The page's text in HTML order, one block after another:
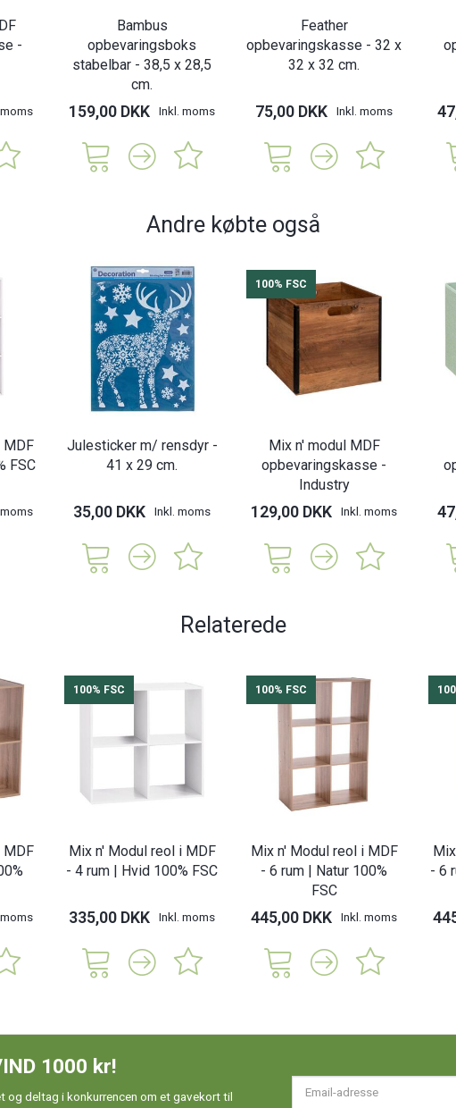
-
Bambus
opbevaringsboks
stabelbar - 38,5 x 28,5
cm.
159,00 DKK Inkl. moms
Feather
opbevaringskasse - 32 x
32 x 32 cm.
75,00 DKK Inkl. moms
Andre købte også
MDF
FSC
Julesticker m/ rensdyr -
41 x 29 cm.
35,00 DKK Inkl. moms
100% FSC
Mix n' modul MDF
opbevaringskasse -
Industry
129,00 DKK Inkl. moms
Relaterede
MDF
100% FSC
Mix n' Modul reol i MDF
- 4 rum | Hvid 100% FSC
335,00 DKK Inkl. moms
100% FSC
Mix n' Modul reol i MDF
- 6 rum | Natur 100%
FSC
445,00 DKK Inkl. moms
- 6
1000 kr!
og deltag i konkurrencen om et gavekort til